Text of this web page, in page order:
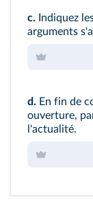
c. Indiquez
arguments
d. En fin de
ouverture,
l'actualité.